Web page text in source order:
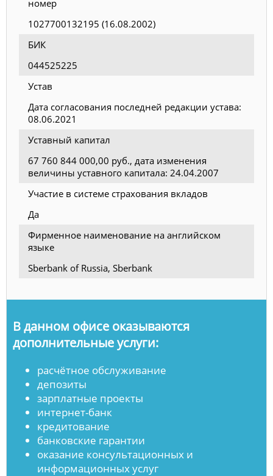
номер
1027700132195 (16.08.2002)
БИК
044525225
Устав
Дата согласования последней редакции устава:
08.06.2021
Уставный капитал
67 760 844 000,00 руб., дата изменения
величины уставного капитала: 24.04.2007
Участие в системе страхования вкладов
Да
Фирменное наименование на английском
языке
Sberbank of Russia, Sberbank
В данном офисе оказываются
дополнительные услуги:
расчётное обслуживание
депозиты
зарплатные проекты
интернет-банк
кредитование
банковские гарантии
оказание консультационных и
информационных услуг